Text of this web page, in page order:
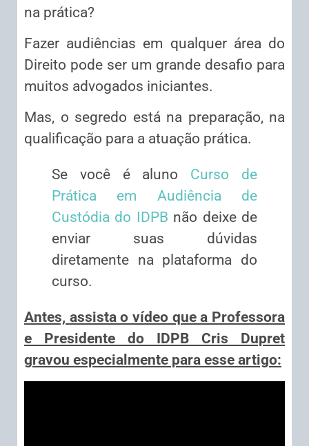
na prática?
Fazer audiências em qualquer área do
Direito pode ser um grande desafio para
muitos advogados iniciantes.
Mas, o segredo está na preparação, na
qualificação para a atuação prática.
Se você é aluno Curso de
Prática em Audiência de
Custódia do IDPB não deixe de
enviar suas dúvidas
diretamente na plataforma do
curso.
Antes, assista o vídeo que a Professora
e Presidente do IDPB Cris Dupret
gravou especialmente para esse artigo: